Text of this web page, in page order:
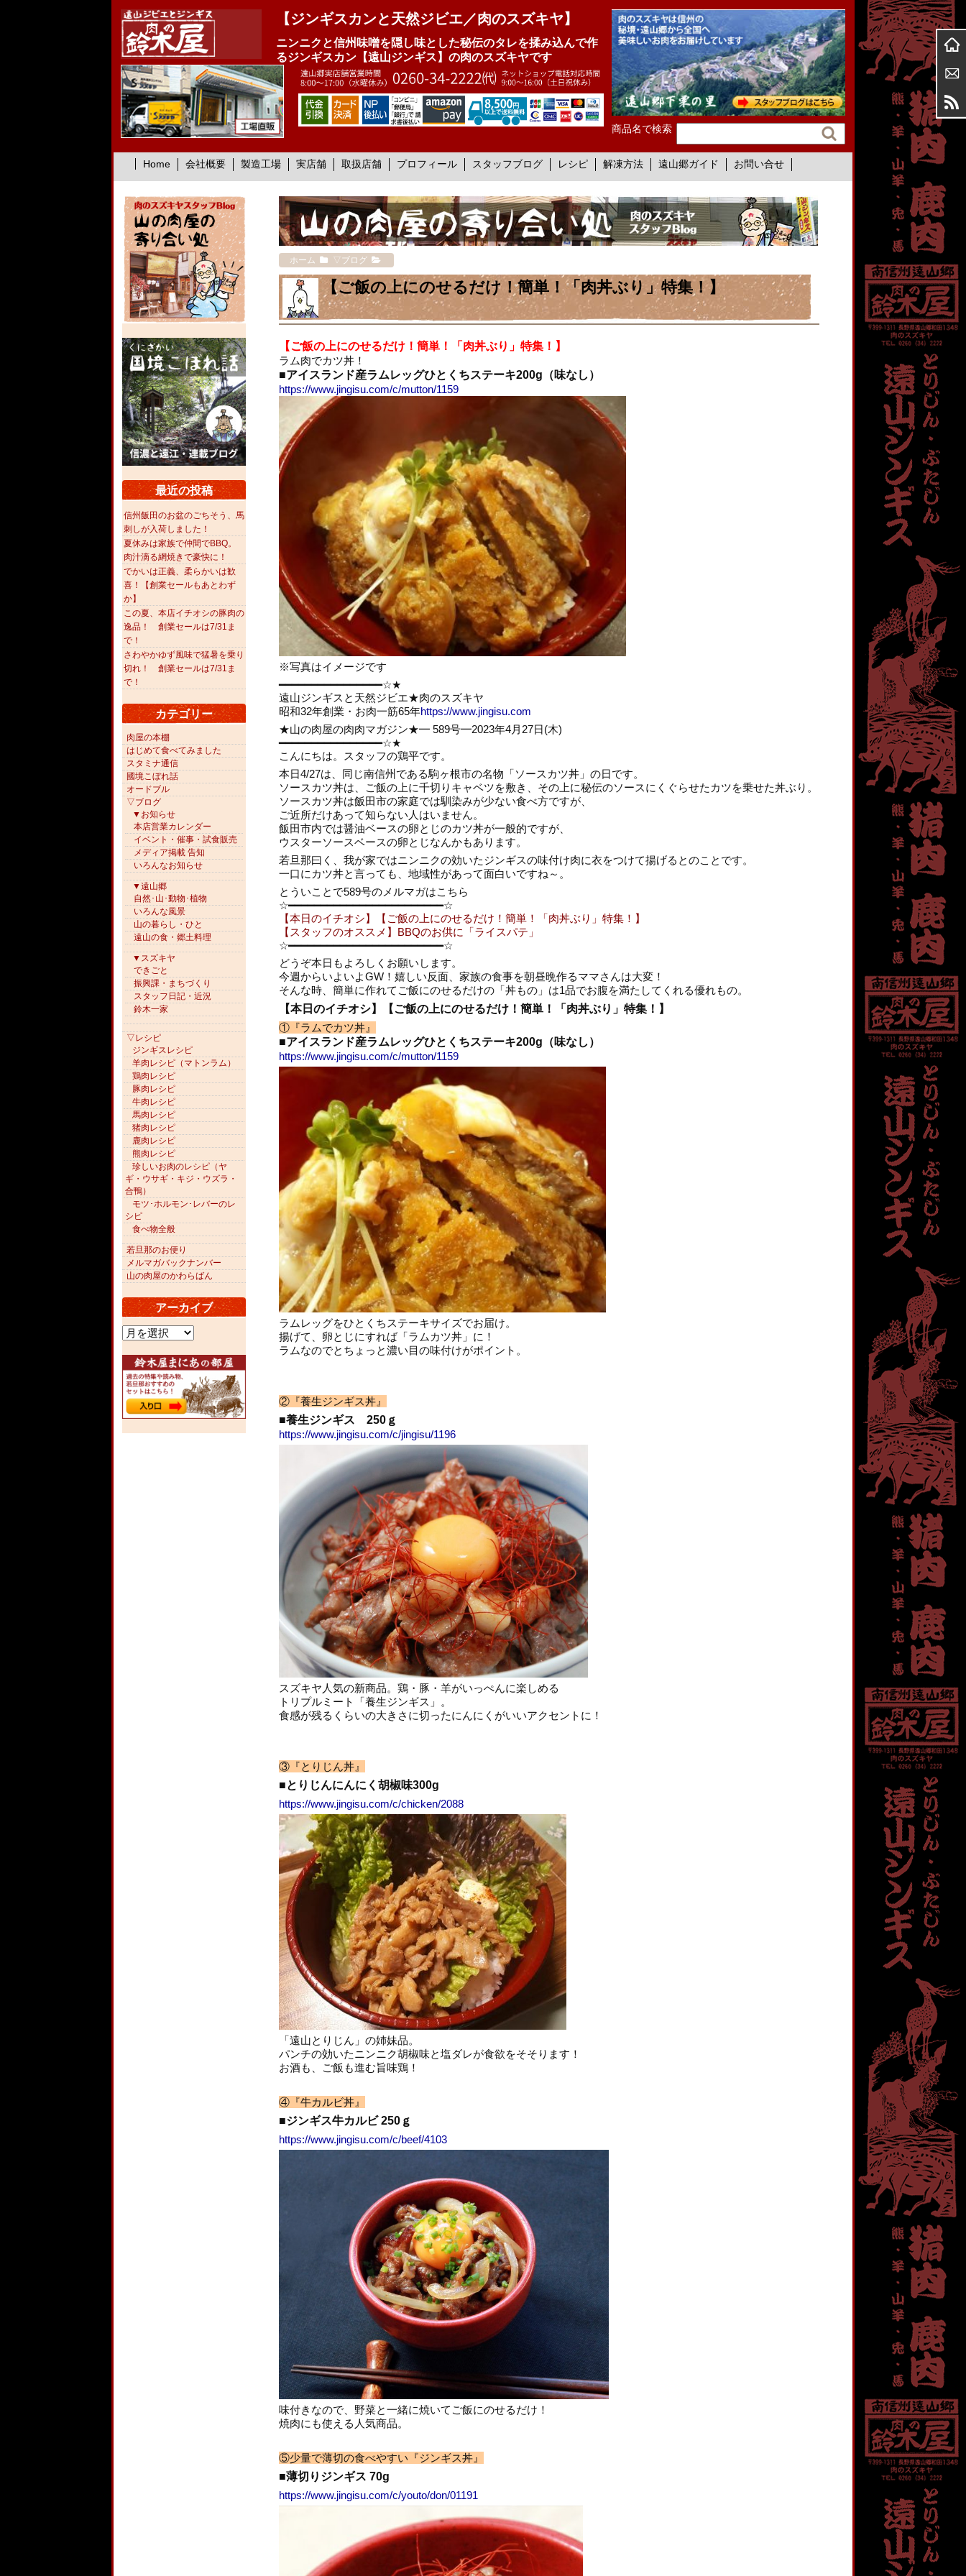
【ジンギスカンと天然ジビエ／肉のスズキヤ】
ニンニクと信州味噌を隠し味とした秘伝のタレを揉み込んで作
るジンギスカン【遠山ジンギス】の肉のスズキヤです
商品名で検索
Home 会社概要 製造工場 実店舗 取扱店舗 プロフィール スタッフブログ レシピ 解凍方法 遠山郷ガイド お問い合せ
ホーム ▽ブログ
【ご飯の上にのせるだけ！簡単！「肉丼ぶり」特集！】
【ご飯の上にのせるだけ！簡単！「肉丼ぶり」特集！】
ラム肉でカツ丼！
■アイスランド産ラムレッグひとくちステーキ200g（味なし）
https://www.jingisu.com/c/mutton/1159
※写真はイメージです
━━━━━━━━━━━━━━━━☆★
遠山ジンギスと天然ジビエ★肉のスズキヤ
昭和32年創業・お肉一筋65年https://www.jingisu.com
★山の肉屋の肉肉マガジン★━ 589号━2023年4月27日(木)
━━━━━━━━━━━━━━━━☆★
こんにちは。スタッフの鶏平です。
本日4/27は、同じ南信州である駒ヶ根市の名物「ソースカツ丼」の日です。
ソースカツ丼は、ご飯の上に千切りキャベツを敷き、その上に秘伝のソースにくぐらせたカツを乗せた丼ぶり。
ソースカツ丼は飯田市の家庭では馴染みが少ない食べ方ですが、
ご近所だけあって知らない人はいません。
飯田市内では醤油ベースの卵とじのカツ丼が一般的ですが、
ウスターソースベースの卵とじなんかもあります。
若旦那曰く、我が家ではニンニクの効いたジンギスの味付け肉に衣をつけて揚げるとのことです。
一口にカツ丼と言っても、地域性があって面白いですね～。
とういことで589号のメルマガはこちら
☆━━━━━━━━━━━━━━━━━━━━━━━━☆
【本日のイチオシ】【ご飯の上にのせるだけ！簡単！「肉丼ぶり」特集！】
【スタッフのオススメ】BBQのお供に「ライスパテ」
☆━━━━━━━━━━━━━━━━━━━━━━━━☆
どうぞ本日もよろしくお願いします。
今週からいよいよGW！嬉しい反面、家族の食事を朝昼晩作るママさんは大変！
そんな時、簡単に作れてご飯にのせるだけの「丼もの」は1品でお腹を満たしてくれる優れもの。
【本日のイチオシ】【ご飯の上にのせるだけ！簡単！「肉丼ぶり」特集！】
①『ラムでカツ丼』
■アイスランド産ラムレッグひとくちステーキ200g（味なし）
https://www.jingisu.com/c/mutton/1159
ラムレッグをひとくちステーキサイズでお届け。
揚げて、卵とじにすれば「ラムカツ丼」に！
ラムなのでとちょっと濃い目の味付けがポイント。
②『養生ジンギス丼』
■養生ジンギス 250ｇ
https://www.jingisu.com/c/jingisu/1196
スズキヤ人気の新商品。鶏・豚・羊がいっぺんに楽しめる
トリプルミート「養生ジンギス」。
食感が残るくらいの大きさに切ったにんにくがいいアクセントに！
③『とりじん丼』
■とりじんにんにく胡椒味300g
https://www.jingisu.com/c/chicken/2088
「遠山とりじん」の姉妹品。
パンチの効いたニンニク胡椒味と塩ダレが食欲をそそります！
お酒も、ご飯も進む旨味鶏！
④『牛カルビ丼』
■ジンギス牛カルビ 250ｇ
https://www.jingisu.com/c/beef/4103
味付きなので、野菜と一緒に焼いてご飯にのせるだけ！
焼肉にも使える人気商品。
⑤少量で薄切の食べやすい『ジンギス丼』
■薄切りジンギス 70g
https://www.jingisu.com/c/youto/don/01191
最近の投稿
信州飯田のお盆のごちそう、馬
刺しが入荷しました！
夏休みは家族で仲間でBBQ。
肉汁滴る網焼きで豪快に！
でかいは正義、柔らかいは歓
喜！【創業セールもあとわず
か】
この夏、本店イチオシの豚肉の
逸品！ 創業セールは7/31ま
で！
さわやかゆず風味で猛暑を乗り
切れ！ 創業セールは7/31ま
で！
カテゴリー
肉屋の本棚
はじめて食べてみました
スタミナ通信
國境こぼれ話
オードブル
▽ブログ
▼お知らせ
本店営業カレンダー
イベント・催事・試食販売
メディア掲載 告知
いろんなお知らせ
▼遠山郷
自然･山･動物･植物
いろんな風景
山の暮らし・ひと
遠山の食・郷土料理
▼スズキヤ
できごと
振興課・まちづくり
スタッフ日記・近況
鈴木一家
▽レシピ
ジンギスレシピ
羊肉レシピ（マトンラム）
鶏肉レシピ
豚肉レシピ
牛肉レシピ
馬肉レシピ
猪肉レシピ
鹿肉レシピ
熊肉レシピ
珍しいお肉のレシピ（ヤ
ギ・ウサギ・キジ・ウズラ・
合鴨）
モツ･ホルモン･レバーのレ
シピ
食べ物全般
若旦那のお便り
メルマガバックナンバー
山の肉屋のかわらばん
アーカイブ
ア
ー
カ
イ
ブ